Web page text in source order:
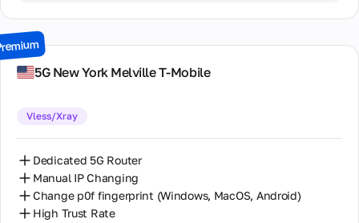
3 Days / ∞ GB / $21.00
30 Days / ∞ GB / $162.00
5G New York Melville T-Mobile
Vless/Xray
Dedicated 5G Router
Manual IP Changing
Change p0f fingerprint (Windows, MacOS, Android)
High Trust Rate